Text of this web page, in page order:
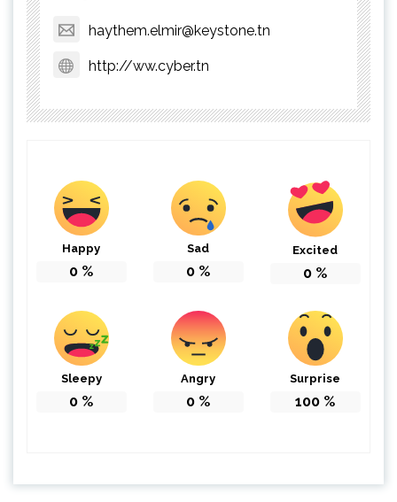
haythem.elmir@keystone.tn
http://ww.cyber.tn
Happy
0 %
Sad
0 %
Excited
0 %
Sleepy
0 %
Angry
0 %
Surprise
100 %